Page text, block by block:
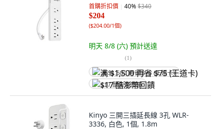
首購折扣價 40%$340
$204
($204.00/1個)
明天 8/8 (六) 預計送達
(1)
满 $1,500 再省 $75 (王道卡)
$17 酷澎幣回饋
Kinyo 三開三插延長線 3孔 WLR-
3336, 白色, 1個, 1.8m